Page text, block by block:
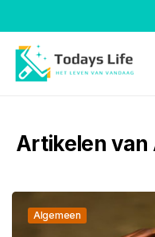
Artikelen van
Algemeen